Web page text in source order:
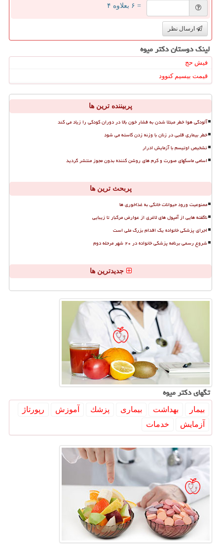
= ۶ بعلاوه ۴
ارسال نظر
لینک دوستان دكتر میوه
فیش حج
قیمت بیسیم کنوود
پربیننده ترین ها
آلودگی هوا خطر مبتلا شدن به فشار خون بالا در دوران کودکی را زیاد می کند
خطر بیماری قلبی در زنان با وزنه زدن کاسته می شود
تشخیص اوتیسم با آزمایش ادرار
اسامی ماسکهای صورت و کرم های روشن کننده بدون مجوز منتشر گردید
پربحث ترین ها
ممنوعیت ورود حیوانات خانگی به غذاخوری ها
ناگفته هایی از آمپول های لاغری از عوارض مرگبار تا زیبایی
اجرای پزشکی خانواده یک اقدام بزرگ ملی است
شروع رسمی برنامه پزشکی خانواده در ۲۰ شهر مرحله دوم
جدیدترین ها
تگهای دكتر میوه
بیمار بهداشت بیماری پزشك آموزش
رپورتاژ
آزمایش
خدمات